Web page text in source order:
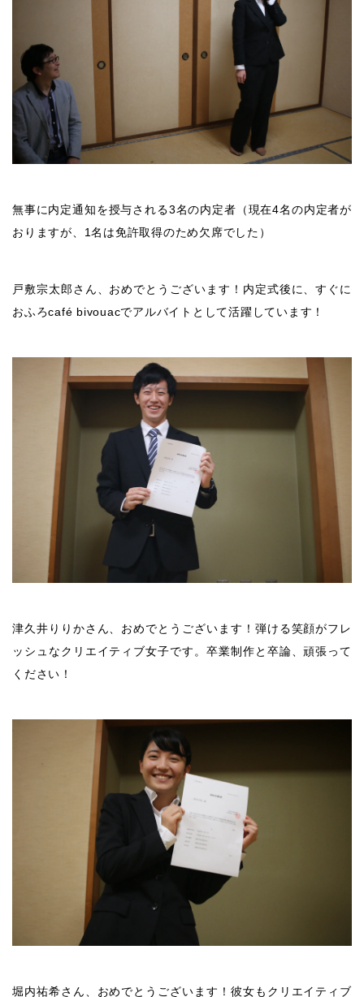
無事に内定通知を授与される3名の内定者（現在4名の内定者が
おりますが、1名は免許取得のため欠席でした）
戸敷宗太郎さん、おめでとうございます！内定式後に、すぐに
おふろcafé bivouacでアルバイトとして活躍しています！
津久井りりかさん、おめでとうございます！弾ける笑顔がフレ
ッシュなクリエイティブ女子です。卒業制作と卒論、頑張って
ください！
堀内祐希さん、おめでとうございます！彼女もクリエイティブ